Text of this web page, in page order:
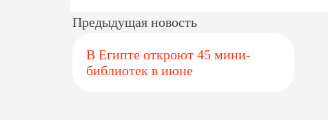
Предыдущая новость
В Египте откроют 45 мини-
библиотек в июне